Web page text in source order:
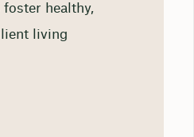
healthy,
living